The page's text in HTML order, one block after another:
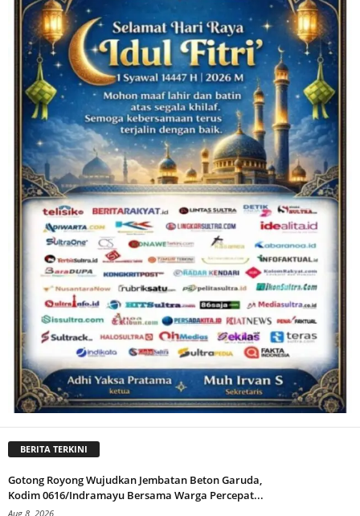
BERITA TERKINI
Gotong Royong Wujudkan Jembatan Beton Garuda,
Kodim 0616/Indramayu Bersama Warga Percepat...
Aug 8, 2026